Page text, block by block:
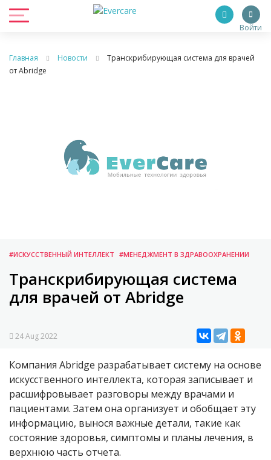
Войти
Главная Новости
Транскрибирующая система для врачей
от Abridge
#ИСКУССТВЕННЫЙ ИНТЕЛЛЕКТ #МЕНЕДЖМЕНТ В ЗДРАВООХРАНЕНИИ
Транскрибирующая система
для врачей от Abridge
24 Aug 2022
Компания Abridge разрабатывает систему на основе
искусственного интеллекта, которая записывает и
расшифровывает разговоры между врачами и
пациентами. Затем она организует и обобщает эту
информацию, вынося важные детали, такие как
состояние здоровья, симптомы и планы лечения, в
верхнюю часть отчета.